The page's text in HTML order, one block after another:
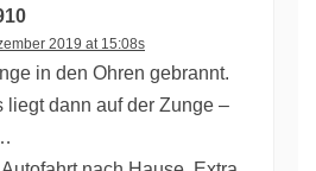
2019 at 15:08s
in den Ohren gebrannt.
liegt dann auf der Zunge –